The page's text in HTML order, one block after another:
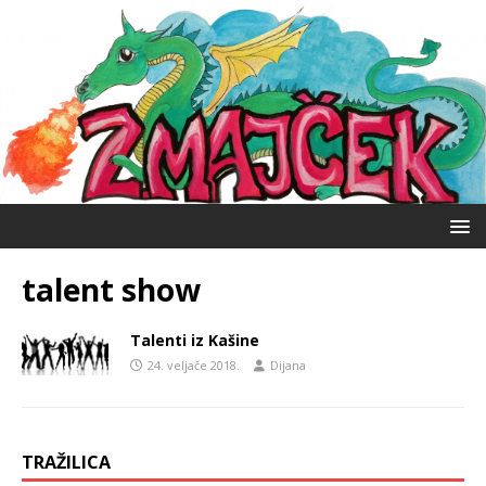
talent show
Talenti iz Kašine
24. veljače 2018. Dijana
TRAŽILICA